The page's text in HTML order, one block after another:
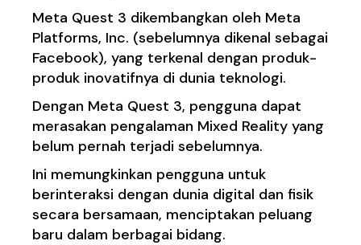
Meta Quest 3 dikembangkan oleh Meta
Platforms, Inc. (sebelumnya dikenal sebagai
Facebook), yang terkenal dengan produk-
produk inovatifnya di dunia teknologi.
Dengan Meta Quest 3, pengguna dapat
merasakan pengalaman Mixed Reality yang
belum pernah terjadi sebelumnya.
Ini memungkinkan pengguna untuk
berinteraksi dengan dunia digital dan fisik
secara bersamaan, menciptakan peluang
baru dalam berbagai bidang.